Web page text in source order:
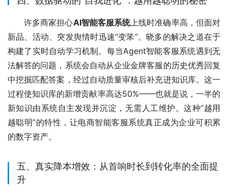
许多商家担心AI智能客服系统上线时准确率高，但面对
新品、活动、突发舆情时迅速“变笨”。晓多的解决之道在于
构建了实时自动学习机制。每当Agent智能客服系统遇到无
法解答的问题，系统会自动从企业金牌客服的历史优秀回复
中挖掘匹配答案，经过自动质量审核后补充进知识库。这一
过程使知识库的新增贡献率高达50%——也就是说，一半的
新知识由系统自主发现并沉淀，无需人工维护。这种“越用
越聪明”的特性，让电商智能客服系统真正成为企业可积累
的数字资产。
五、真实降本增效：从首响时长到转化率的全面提
升